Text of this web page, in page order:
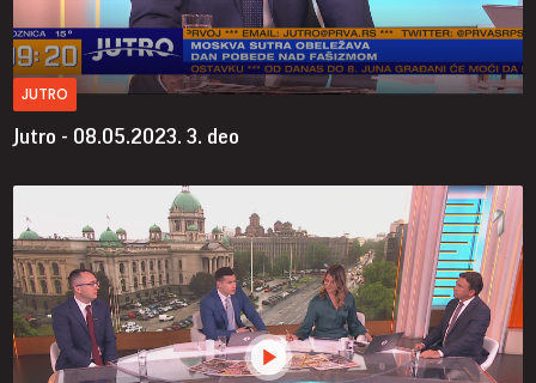
JUTRO
Jutro - 08.05.2023. 3. deo